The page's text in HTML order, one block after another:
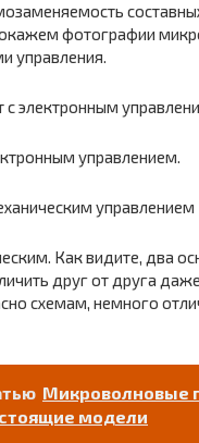
фотографии
управления.
управлением.
Как видите, два
друг от друга
схемам, немного
Микроволновые
модели